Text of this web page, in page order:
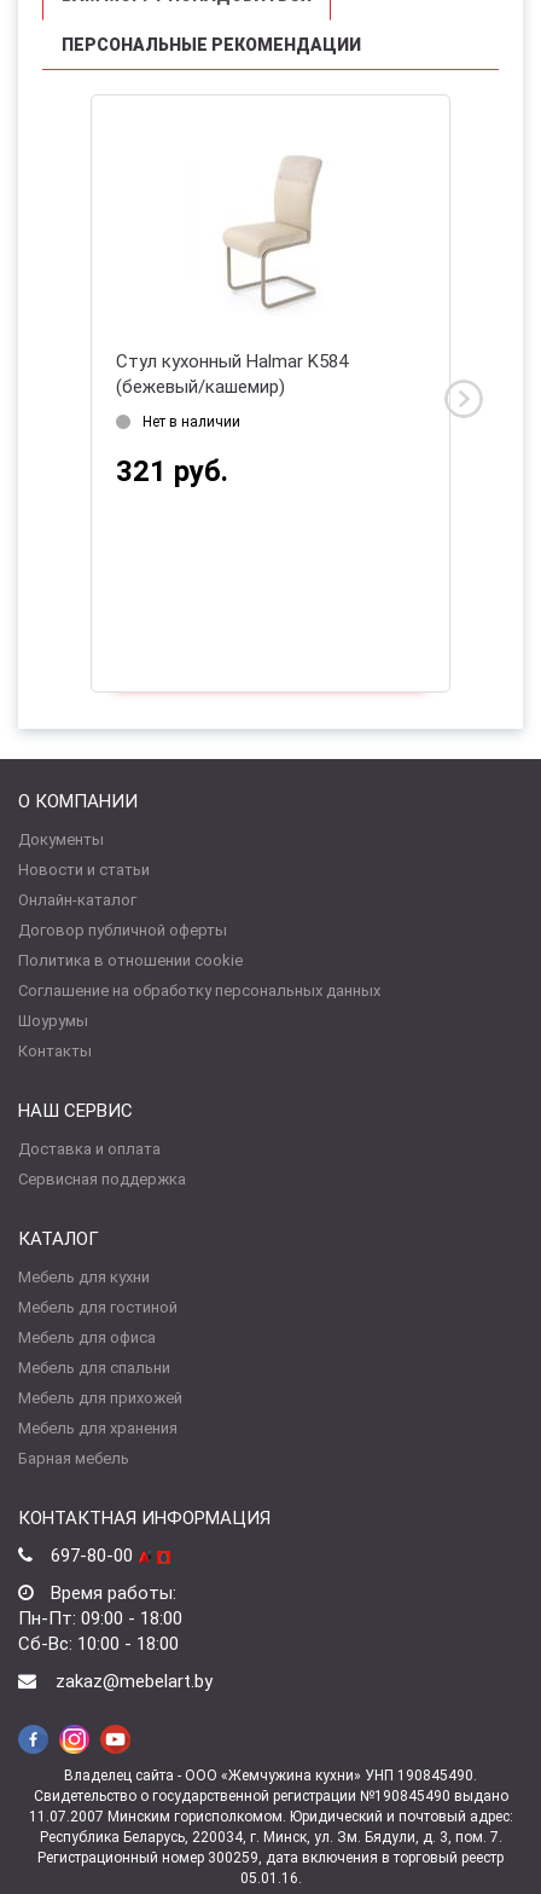
ПЕРСОНАЛЬНЫЕ РЕКОМЕНДАЦИИ
Стул кухонный Halmar K584
(бежевый/кашемир)
Нет в наличии
321 руб.
О КОМПАНИИ
Документы
Новости и статьи
Онлайн-каталог
Договор публичной оферты
Политика в отношении cookie
Соглашение на обработку персональных данных
Шоурумы
Контакты
НАШ СЕРВИС
Доставка и оплата
Сервисная поддержка
КАТАЛОГ
Мебель для кухни
Мебель для гостиной
Мебель для офиса
Мебель для спальни
Мебель для прихожей
Мебель для хранения
Барная мебель
КОНТАКТНАЯ ИНФОРМАЦИЯ
697-80-00
Время работы:
Пн-Пт: 09:00 - 18:00
Сб-Вс: 10:00 - 18:00
zakaz@mebelart.by
Владелец сайта - ООО «Жемчужина кухни» УНП 190845490.
Свидетельство о государственной регистрации №190845490 выдано
11.07.2007 Минским горисполкомом. Юридический и почтовый адрес:
Республика Беларусь, 220034, г. Минск, ул. Зм. Бядули, д. 3, пом. 7.
Регистрационный номер 300259, дата включения в торговый реестр
05.01.16.